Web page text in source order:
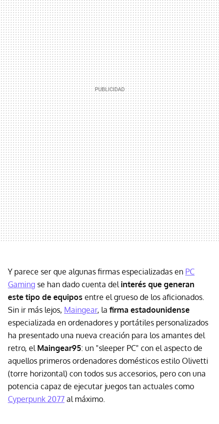
Y parece ser que algunas firmas especializadas en PC
Gaming se han dado cuenta delinterés que generan
este tipo de equipos entre el grueso de los aficionados.
Sin ir más lejos, Maingear, la firma estadounidense
especializada en ordenadores y portátiles personalizados
ha presentado una nueva creación para los amantes del
retro, el Maingear95: un "sleeper PC" con el aspecto de
aquellos primeros ordenadores domésticos estilo Olivetti
(torre horizontal) con todos sus accesorios, pero con una
potencia capaz de ejecutar juegos tan actuales como
Cyperpunk 2077 al máximo.